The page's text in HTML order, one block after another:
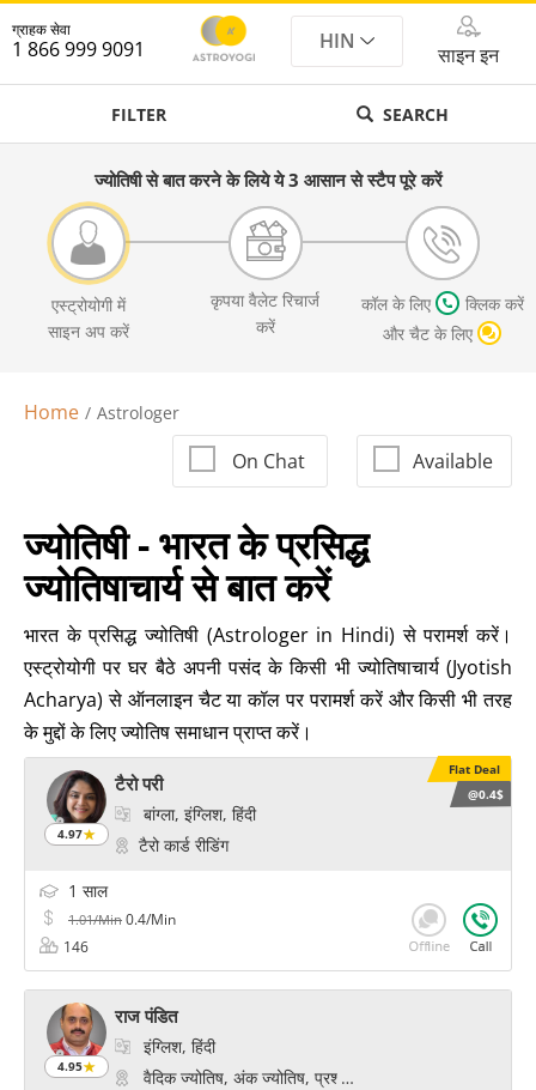
ग्राहक सेवा
1 866 999 9091 HIN
साइन इन
FILTER SEARCH
ज्योतिषी से बात करने के लिये ये 3 आसान से स्टैप पूरे करें
एस्ट्रोयोगी में
साइन अप करें
कृपया वैलेट रिचार्ज
करें
कॉल के लिए
क्लिक करें
और चैट के लिए
Home Astrologer
On Chat Available
ज्योतिषी - भारत के प्रसिद्ध
ज्योतिषाचार्य से बात करें
भारत के प्रसिद्ध ज्योतिषी (Astrologer in Hindi) से परामर्श करें।
एस्ट्रोयोगी पर घर बैठे अपनी पसंद के किसी भी ज्योतिषाचार्य (Jyotish
Acharya) से ऑनलाइन चैट या कॉल पर परामर्श करें और किसी भी तरह
के मुद्दों के लिए ज्योतिष समाधान प्राप्त करें।
Flat Deal
@0.4$
4.97
टैरो परी
बांग्ला, इंग्लिश, हिंदी
टैरो कार्ड रीडिंग
1 साल
1.01/Min 0.4/Min
146
4.95
राज पंडित
इंग्लिश, हिंदी
वैदिक ज्योतिष, अंक ज्योतिष, प्रश्न, साइकोलॉजिकल रीडिंग,